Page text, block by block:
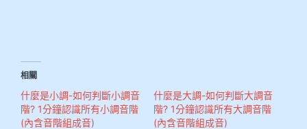
相關
什麼是小調-如何判斷小調音
階? 1分鐘認識所有小調音階
(內含音階組成音)
什麼是大調-如何判斷大調音
階? 1分鐘認識所有大調音階
(內含音階組成音)